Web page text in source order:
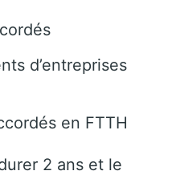
d’entreprises
en FTTH
2 ans et le